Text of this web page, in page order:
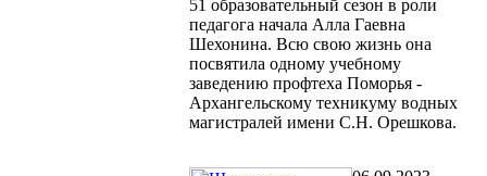
51 образовательный сезон в роли
педагога начала Алла Гаевна
Шехонина. Всю свою жизнь она
посвятила одному учебному
заведению профтеха Поморья -
Архангельскому техникуму водных
магистралей имени С.Н. Орешкова.